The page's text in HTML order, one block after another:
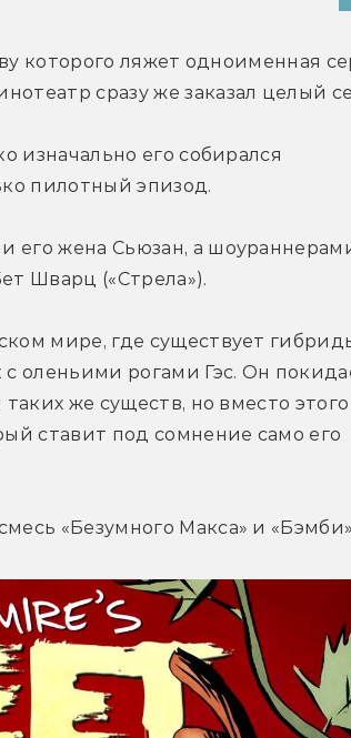
которого ляжет одноименная
сразу же заказал целый
изначально его собирался
пилотный эпизод.
жена Сьюзан, а
Шварц («Стрела»).
мире, где существует
оленьими рогами Гэс. Он
же существ, но вместо этого
ставит под сомнение само его
«Безумного Макса» и